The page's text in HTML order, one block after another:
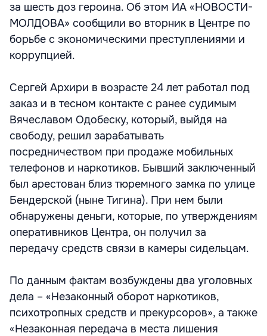
за шесть доз героина. Об этом ИА «НОВОСТИ-
МОЛДОВА» сообщили во вторник в Центре по
борьбе с экономическими преступлениями и
коррупцией.
Сергей Архири в возрасте 24 лет работал под
заказ и в тесном контакте с ранее судимым
Вячеславом Одобеску, который, выйдя на
свободу, решил зарабатывать
посредничеством при продаже мобильных
телефонов и наркотиков. Бывший заключенный
был арестован близ тюремного замка по улице
Бендерской (ныне Тигина). При нем были
обнаружены деньги, которые, по утверждениям
оперативников Центра, он получил за
передачу средств связи в камеры сидельцам.
По данным фактам возбуждены два уголовных
дела – «Незаконный оборот наркотиков,
психотропных средств и прекурсоров», а также
«Незаконная передача в места лишения